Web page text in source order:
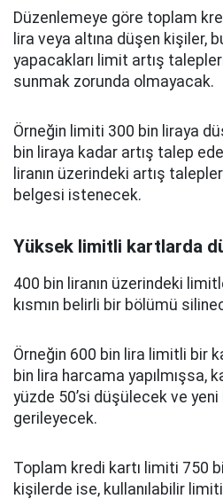
Düzenlemeye göre toplam
lira veya altına düşen kişiler,
yapacakları limit artış
sunmak zorunda olmayacak.
Örneğin limiti 300 bin liraya
bin liraya kadar artış talep
liranın üzerindeki artış
belgesi istenecek.
Yüksek limitli kartlarda
400 bin liranın üzerindeki
kısmın belirli bir bölümü
Örneğin 600 bin lira limitli bir
bin lira harcama yapılmışsa,
yüzde 50’si düşülecek ve
gerileyecek.
Toplam kredi kartı limiti 750
kişilerde ise, kullanılabilir